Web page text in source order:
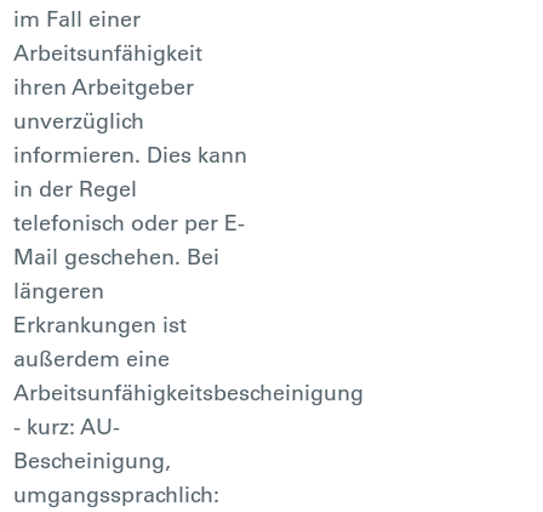
im Fall einer
Arbeitsunfähigkeit
ihren Arbeitgeber
unverzüglich
informieren. Dies kann
in der Regel
telefonisch oder per E-
Mail geschehen. Bei
längeren
Erkrankungen ist
außerdem eine
Arbeitsunfähigkeitsbescheinigung
- kurz: AU-
Bescheinigung,
umgangssprachlich: